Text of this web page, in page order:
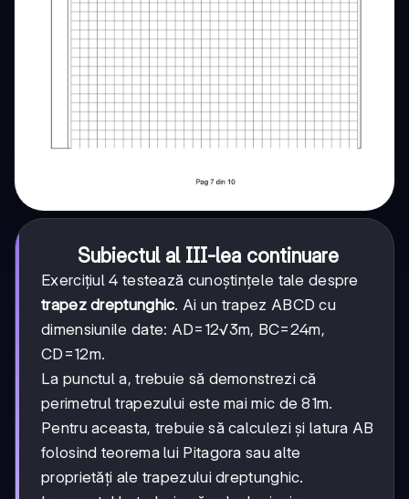
Subiectul al III-lea continuare
Exercițiul 4 testează cunoștințele tale despre
trapez dreptunghic. Ai un trapez ABCD cu
dimensiunile date: AD=12√3m, BC=24m,
CD=12m.
La punctul a, trebuie să demonstrezi că
perimetrul trapezului este mai mic de 81m.
Pentru aceasta, trebuie să calculezi și latura AB
folosind teorema lui Pitagora sau alte
proprietăți ale trapezului dreptunghic.